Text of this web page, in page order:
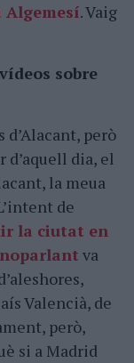
. Vaig
sobre
però
d’aquell dia, el
la meua
de
la ciutat en
va
Valencià, de
però,
si a Madrid